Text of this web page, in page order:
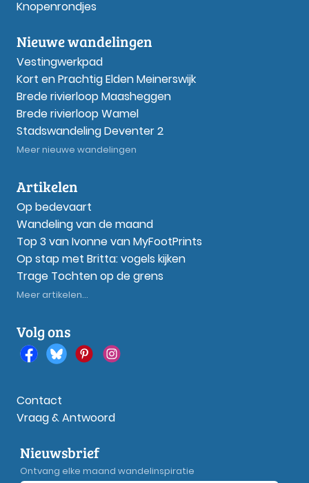
Knopenrondjes
Nieuwe wandelingen
Vestingwerkpad
Kort en Prachtig Elden Meinerswijk
Brede rivierloop Maasheggen
Brede rivierloop Wamel
Stadswandeling Deventer 2
Meer nieuwe wandelingen
Artikelen
Op bedevaart
Wandeling van de maand
Top 3 van Ivonne van MyFootPrints
Op stap met Britta: vogels kijken
Trage Tochten op de grens
Meer artikelen...
Volg ons
Contact
Vraag & Antwoord
Nieuwsbrief
Ontvang elke maand wandelinspiratie